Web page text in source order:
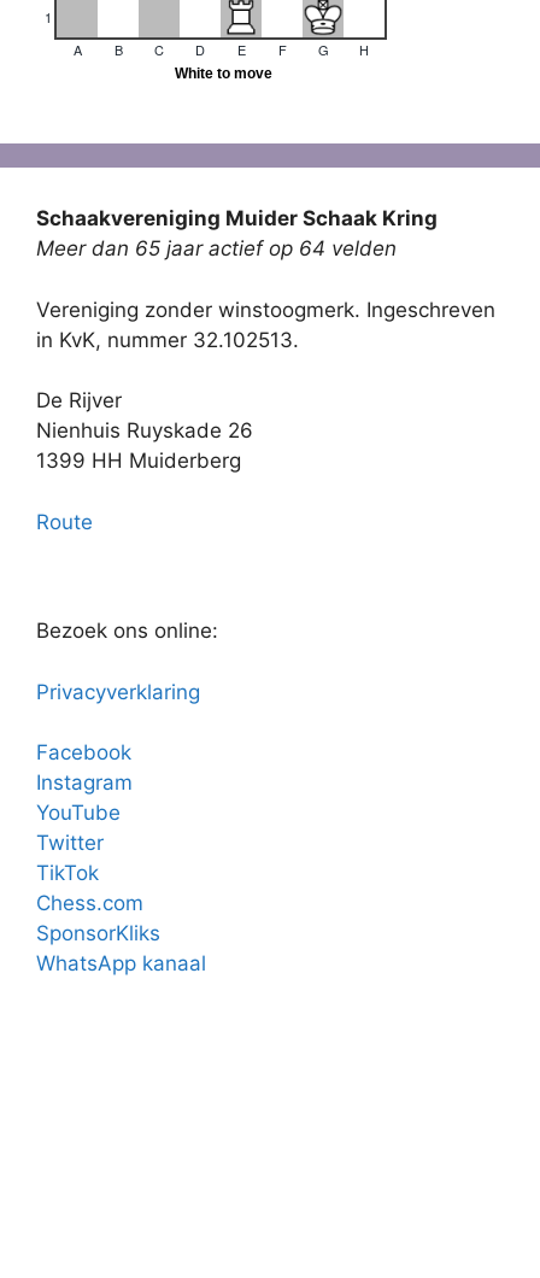
Schaakvereniging Muider Schaak Kring
Meer dan 65 jaar actief op 64 velden
Vereniging zonder winstoogmerk. Ingeschreven
in KvK, nummer 32.102513.
De Rijver
Nienhuis Ruyskade 26
1399 HH Muiderberg
Route
Bezoek ons online:
Privacyverklaring
Facebook
Instagram
YouTube
Twitter
TikTok
Chess.com
SponsorKliks
WhatsApp kanaal